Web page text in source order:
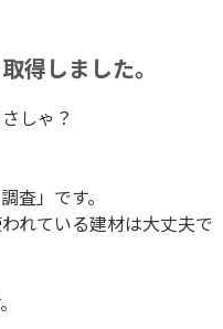
得しました。
しゃ？
査」です。
れている建材は大丈夫で